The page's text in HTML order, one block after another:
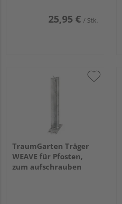
25,95 € / Stk.
TraumGarten Träger
WEAVE für Pfosten,
zum aufschrauben